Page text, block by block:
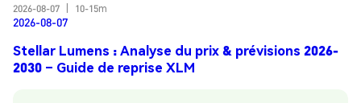
2026-08-07
10-15m
2026-08-07
Stellar Lumens : Analyse du prix & prévisions 2026-
2030 – Guide de reprise XLM